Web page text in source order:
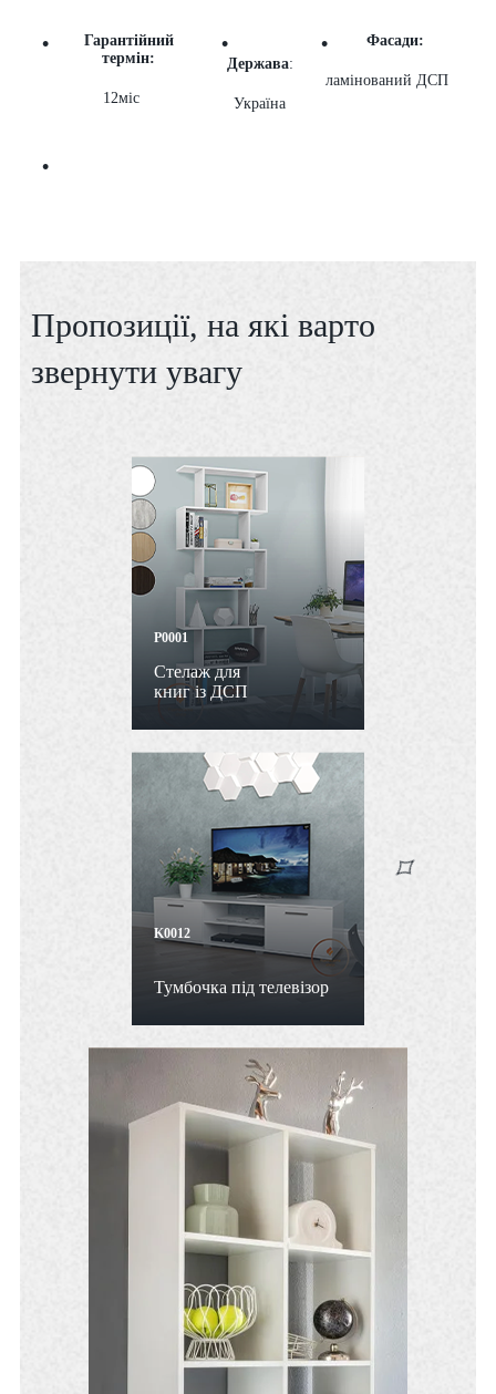
Гарантійний
термін:
12міс
Держава:
Україна
Фасади:
ламінований ДСП
Пропозиції, на які варто
звернути увагу
P0001
Стелаж для
книг із ДСП
K0012
Тумбочка під телевізор